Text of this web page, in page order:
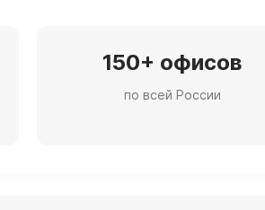
150+ офисов
по всей России